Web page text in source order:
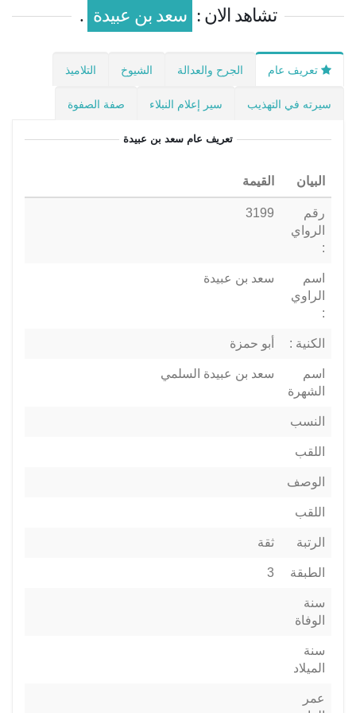
تشاهد الان : سعد بن عبيدة .
تعريف عام الجرح والعدالة الشيوخ التلاميذ
سيرته في التهذيب سير إعلام النبلاء صفة الصفوة
تعريف عام سعد بن عبيدة
البيان القيمة
رقم
الرواي
:
3199
اسم
الراوي
:
سعد بن عبيدة
الكنية : أبو حمزة
اسم
الشهرة
سعد بن عبيدة السلمي
النسب
اللقب
الوصف
اللقب
الرتبة ثقة
الطبقة 3
سنة
الوفاة
سنة
الميلاد
عمر